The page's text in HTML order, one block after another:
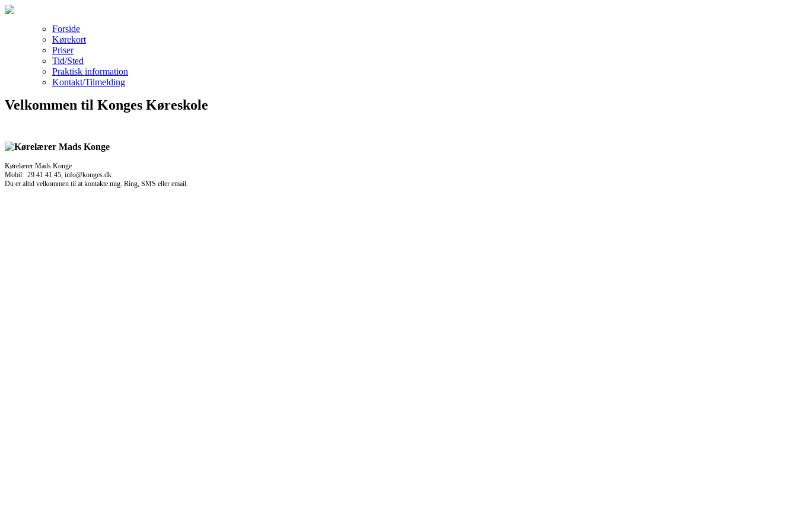
Forside
Kørekort
Priser
Tid/Sted
Praktisk information
Kontakt/Tilmelding
Velkommen til Konges Køreskole
Kørelærer Mads Konge
Mobil: 29 41 41 45, info@konges.dk
Du er altid velkommen til at kontakte mig. Ring, SMS eller email.